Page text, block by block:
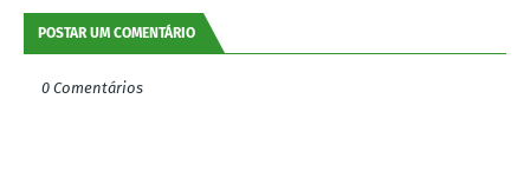
POSTAR UM COMENTÁRIO
0 Comentários